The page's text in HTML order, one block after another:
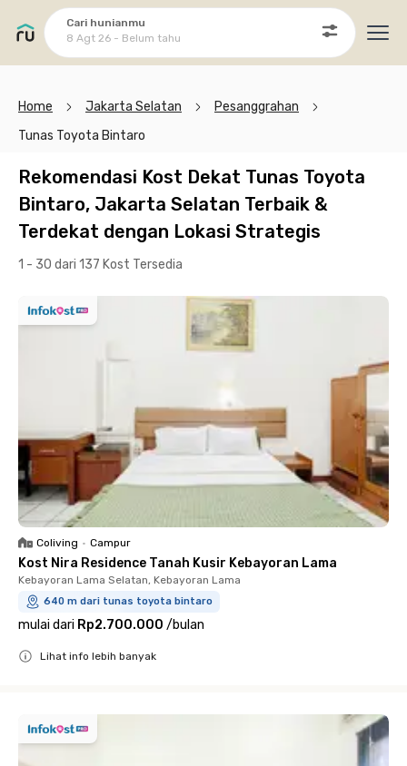
Cari hunianmu
8 Agt 26 - Belum tahu
Home Jakarta Selatan
Pesanggrahan
Tunas Toyota Bintaro
Rekomendasi Kost Dekat Tunas Toyota
Bintaro, Jakarta Selatan Terbaik &
Terdekat dengan Lokasi Strategis
1 - 30 dari 137 Kost Tersedia
Coliving • Campur
Kost Nira Residence Tanah Kusir Kebayoran Lama
Kebayoran Lama Selatan, Kebayoran Lama
640 m dari tunas toyota bintaro
mulai dari Rp2.700.000 /bulan
Lihat info lebih banyak